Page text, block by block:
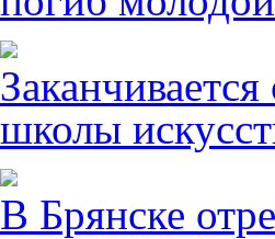
школы
В Брянске